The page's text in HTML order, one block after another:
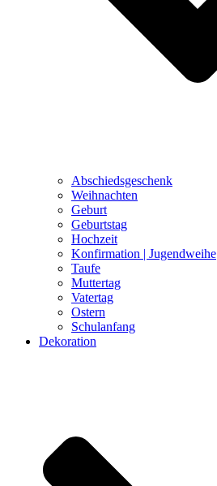
Abschiedsgeschenk
Weihnachten
Geburt
Geburtstag
Hochzeit
Konfirmation | Jugendweihe
Taufe
Muttertag
Vatertag
Ostern
Schulanfang
Dekoration